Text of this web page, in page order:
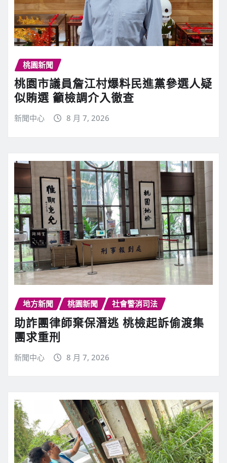
桃園新聞
桃園市議員詹江村爆料民進黨參選人疑
似賄選 籲檢調介入徹查
新聞中心 8 月 7, 2026
地方新聞 桃園新聞 社會警消司法
助詐團律師棄保潛逃 桃檢起訴偷渡集
團求重刑
新聞中心 8 月 7, 2026